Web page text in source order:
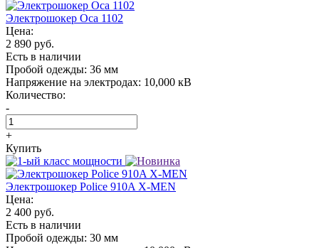
Электрошокер Oса 1102
Цена:
2 890 руб.
Есть в наличии
Пробой одежды: 36 мм
Напряжение на электродах: 10,000 кВ
Количество:
-
+
Купить
Электрошокер Police 910A X-MEN
Цена:
2 400 руб.
Есть в наличии
Пробой одежды: 30 мм